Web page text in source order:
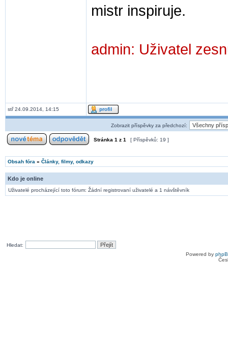
mistr inspiruje.
admin: Uživatel
stř 24.09.2014, 14:15
Zobrazit příspěvky za předchozí:
Stránka 1 z 1 [ Příspěvků: 19 ]
Obsah fóra » Články, filmy, odkazy
Kdo je online
Uživatelé procházející toto fórum: Žádní registrovaní uživatelé a 1 návštěvník
Hledat:
Powered by